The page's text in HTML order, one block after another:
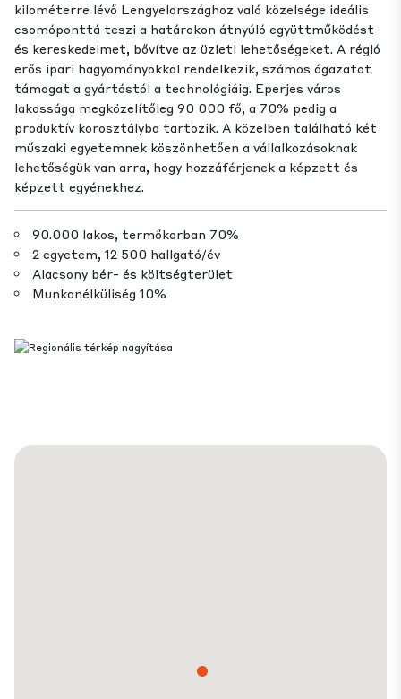
kilométerre lévő Lengyelországhoz való közelsége ideális
csomóponttá teszi a határokon átnyúló együttműködést
és kereskedelmet, bővítve az üzleti lehetőségeket. A régió
erős ipari hagyományokkal rendelkezik, számos ágazatot
támogat a gyártástól a technológiáig. Eperjes város
lakossága megközelítőleg 90 000 fő, a 70% pedig a
produktív korosztályba tartozik. A közelben található két
műszaki egyetemnek köszönhetően a vállalkozásoknak
lehetőségük van arra, hogy hozzáférjenek a képzett és
képzett egyénekhez.
90.000 lakos, termőkorban 70%
2 egyetem, 12 500 hallgató/év
Alacsony bér- és költségterület
Munkanélküliség 10%